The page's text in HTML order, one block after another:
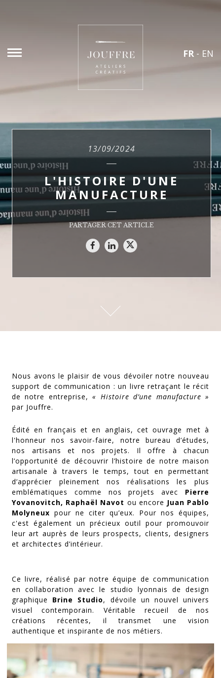
FR - EN
13/09/2024
L'HISTOIRE D'UNE
MANUFACTURE
PARTAGER CET ARTICLE
Nous avons le plaisir de vous dévoiler notre nouveau
support de communication : un livre retraçant le récit
de notre entreprise,« Histoire d’une manufacture »
par Jouffre.
Édité en français et en anglais, cet ouvrage met à
l'honneur nos savoir-faire, notre bureau d’études,
nos artisans et nos projets. Il offre à chacun
l’opportunité de découvrir l’histoire de notre maison
artisanale à travers le temps, tout en permettant
d’apprécier pleinement nos réalisations les plus
emblématiques comme nos projets avec Pierre
Yovanovitch, Raphaël Navot ou encore Juan Pablo
Molyneux pour ne citer qu’eux. Pour nos équipes,
c'est également un précieux outil pour promouvoir
leur art auprès de leurs prospects, clients, designers
et architectes d’intérieur.
Ce livre, réalisé par notre équipe de communication
en collaboration avec le studio lyonnais de design
graphique Brine Studio, dévoile un nouvel univers
visuel contemporain. Véritable recueil de nos
créations récentes, il transmet une vision
authentique et inspirante de nos métiers.